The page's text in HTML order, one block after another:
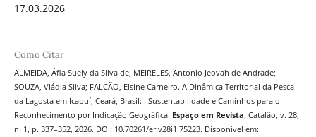
17.03.2026
Como Citar
ALMEIDA, Áfia Suely da Silva de; MEIRELES, Antonio Jeovah de Andrade;
SOUZA, Vládia Silva; FALCÃO, Elsine Carneiro. A Dinâmica Territorial da Pesca
da Lagosta em Icapuí, Ceará, Brasil: : Sustentabilidade e Caminhos para o
Reconhecimento por Indicação Geográfica. Espaço em Revista, Catalão, v. 28,
n. 1, p. 337–352, 2026. DOI: 10.70261/er.v28i1.75223. Disponível em: